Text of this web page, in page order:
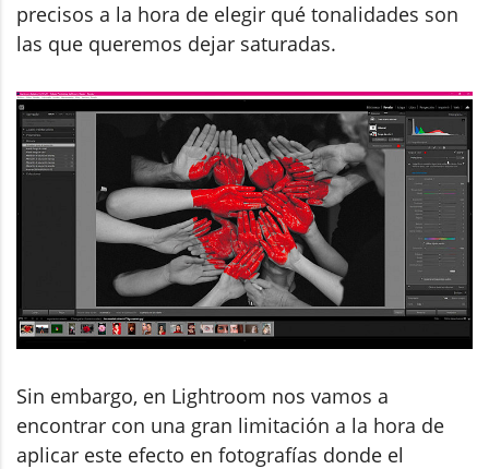
precisos a la hora de elegir qué tonalidades son
las que queremos dejar saturadas.
Sin embargo, en Lightroom nos vamos a
encontrar con una gran limitación a la hora de
aplicar este efecto en fotografías donde el